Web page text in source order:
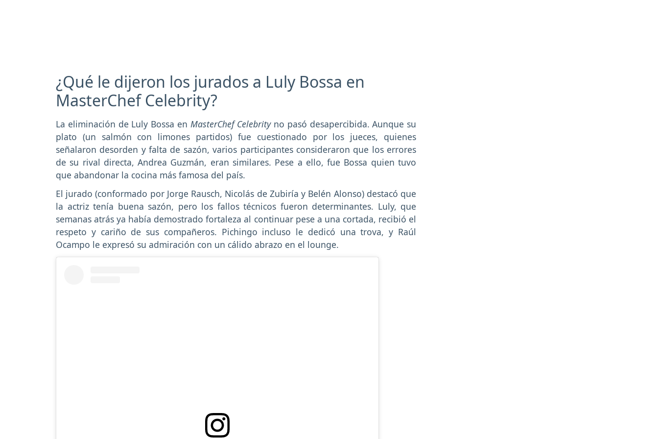
¿Qué le dijeron los jurados a Luly Bossa en
MasterChef Celebrity?
La eliminación de Luly Bossa en MasterChef Celebrityno pasó desapercibida. Aunque su
plato (un salmón con limones partidos) fue cuestionado por los jueces, quienes
señalaron desorden y falta de sazón, varios participantes consideraron que los errores
de su rival directa, Andrea Guzmán, eran similares. Pese a ello, fue Bossa quien tuvo
que abandonar la cocina más famosa del país.
El jurado (conformado por Jorge Rausch, Nicolás de Zubiría y Belén Alonso) destacó que
la actriz tenía buena sazón, pero los fallos técnicos fueron determinantes. Luly, que
semanas atrás ya había demostrado fortaleza al continuar pese a una cortada, recibió el
respeto y cariño de sus compañeros. Pichingo incluso le dedicó una trova, y Raúl
Ocampo le expresó su admiración con un cálido abrazo en el lounge.